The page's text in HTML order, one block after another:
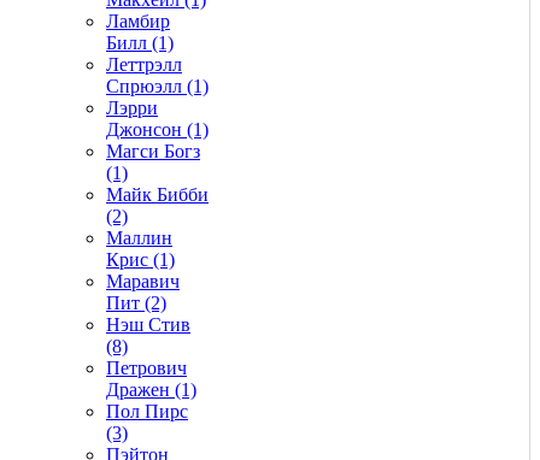
Ламбир
Билл (1)
Леттрэлл
Спрюэлл (1)
Лэрри
Джонсон (1)
Магси Богз
(1)
Майк Бибби
(2)
Маллин
Крис (1)
Маравич
Пит (2)
Нэш Стив
(8)
Петрович
Дражен (1)
Пол Пирс
(3)
Пэйтон